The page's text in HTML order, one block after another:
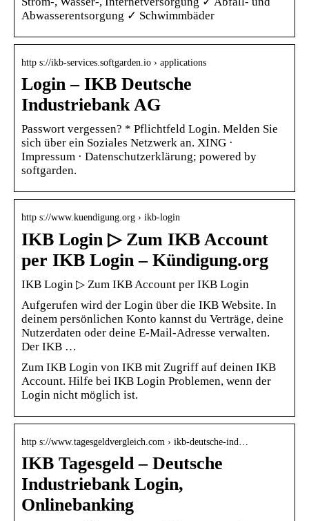
Abwasserentsorgung ✓ Schwimmbäder
http s://ikb-services.softgarden.io › applications
Login – IKB Deutsche
Industriebank AG
Passwort vergessen? * Pflichtfeld Login. Melden Sie
sich über ein Soziales Netzwerk an. XING ·
Impressum · Datenschutzerklärung; powered by
softgarden.
http s://www.kuendigung.org › ikb-login
IKB Login ▷ Zum IKB Account
per IKB Login – Kündigung.org
IKB Login ▷ Zum IKB Account per IKB Login
Aufgerufen wird der Login über die IKB Website. In
deinem persönlichen Konto kannst du Verträge, deine
Nutzerdaten oder deine E-Mail-Adresse verwalten.
Der IKB …
Zum IKB Login von IKB mit Zugriff auf deinen IKB
Account. Hilfe bei IKB Login Problemen, wenn der
Login nicht möglich ist.
http s://www.tagesgeldvergleich.com › ikb-deutsche-ind…
IKB Tagesgeld – Deutsche
Industriebank Login,
Onlinebanking